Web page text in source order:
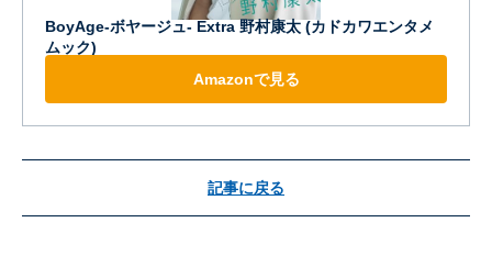
BoyAge-ボヤージュ- Extra 野村康太 (カドカワエンタメ
ムック)
Amazonで見る
記事に戻る